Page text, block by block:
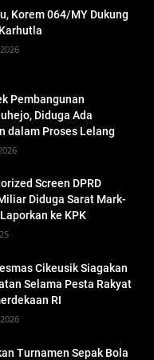
Korem 064/MY Dukung
Pembangunan
Diduga Ada
dalam Proses Lelang
Screen DPRD
Diduga Sarat Mark-
ke KPK
Cikeusik Siagakan
Selama Pesta Rakyat
RI
Turnamen Sepak Bola